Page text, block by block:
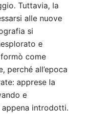
Tuttavia, la
alle nuove
si
e
come
perché all’epoca
apprese la
e
introdotti.